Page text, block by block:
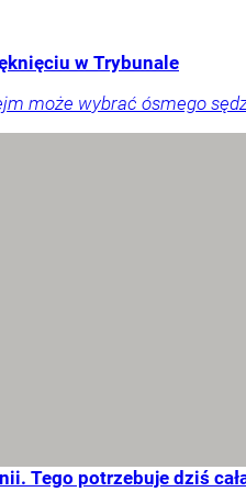
w Trybunale
może wybrać ósmego
Tego potrzebuje dziś